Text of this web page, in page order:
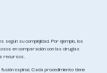
su complejidad. Por ejemplo, los
en comparación con las cirugías
recursos.
espinal. Cada procedimiento tiene